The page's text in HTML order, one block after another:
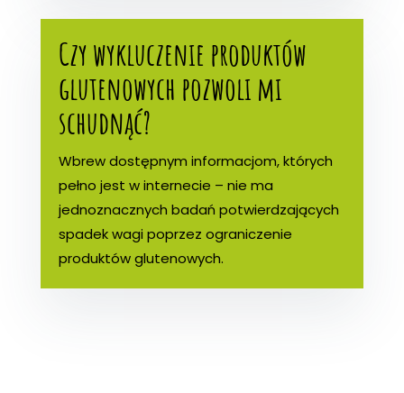
Czy wykluczenie produktów
glutenowych pozwoli mi
schudnąć?
Wbrew dostępnym informacjom, których
pełno jest w internecie – nie ma
jednoznacznych badań potwierdzających
spadek wagi poprzez ograniczenie
produktów glutenowych.